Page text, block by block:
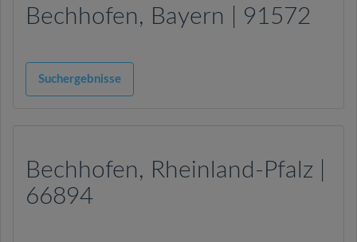
Bechhofen, Bayern | 91572
Suchergebnisse
Bechhofen, Rheinland-Pfalz |
66894
a
v
a